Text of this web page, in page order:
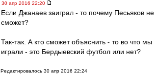
30 апр 2016 22:20
Если Джанаев заиграл - то почему Песьяков не
сможет?
Так-так. А кто сможет объяснить - то во что мы
играли - это Бердыевский футбол или нет?
Редактировалось 30 апр 2016 22:24